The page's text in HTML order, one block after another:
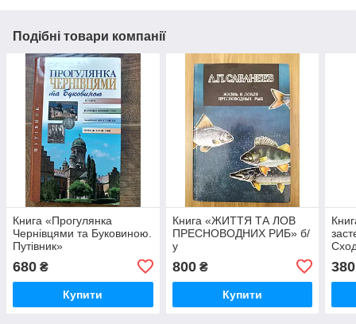
Подібні товари компанії
Книга «Прогулянка
Чернівцями та Буковиною.
Путівник»
680 ₴
Купити
Книга «ЖИТТЯ ТА ЛОВ
ПРЕСНОВОДНИХ РИБ» б/
у
800₴
Купити
380